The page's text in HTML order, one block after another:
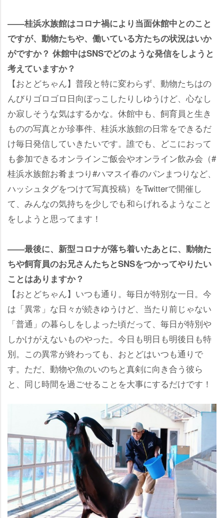
――桂浜水族館はコロナ禍により当面休館中とのこと
ですが、動物たちや、働いている方たちの状況はいか
がですか？ 休館中はSNSでどのような発信をしようと
考えていますか？
【おとどちゃん】普段と特に変わらず、動物たちはの
んびりゴロゴロ日向ぼっこしたりしゆうけど、心なし
か寂しそうな気はするかな。休館中も、飼育員と生き
ものの写真とか珍事件、桂浜水族館の日常をできるだ
け毎日発信していきたいです。誰でも、どこにおって
も参加できるオンラインご飯会やオンライン飲み会（#
桂浜水族館お肴まつり#ハマスイ春のパンまつりなど、
ハッシュタグをつけて写真投稿）をTwitterで開催し
て、みんなの気持ちを少しでも和らげれるようなこと
をしようと思ってます！
――最後に、新型コロナが落ち着いたあとに、動物た
ちや飼育員のお兄さんたちとSNSをつかってやりたい
ことはありますか？
【おとどちゃん】いつも通り。毎日が特別な一日。今
は「異常」な日々が続きゆうけど、当たり前じゃない
「普通」の暮らしをしよった頃だって、毎日が特別
しかけがえないものやった。今日も明日も明後日も特
別。この異常が終わっても、おとどはいつも通りで
す。ただ、動物や魚のいのちと真剣に向き合う彼ら
と、同じ時間を過ごせることを大事にするだけです！